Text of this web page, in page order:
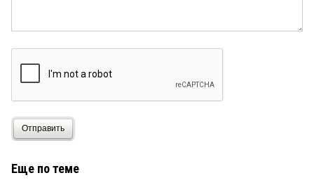
Отправить
Еще по теме